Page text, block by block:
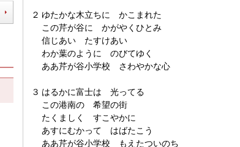
２ ゆたかな木立ちに かこまれた
この芹が谷に かがやくひとみ
信じあい たすけあい
わか葉のように のびてゆく
ああ芹が谷小学校 さわやかな心
３ はるかに富士は 光ってる
この港南の 希望の街
たくましく すこやかに
あすにむかって はばたこう
ああ芹が谷小学校 もえたついのち